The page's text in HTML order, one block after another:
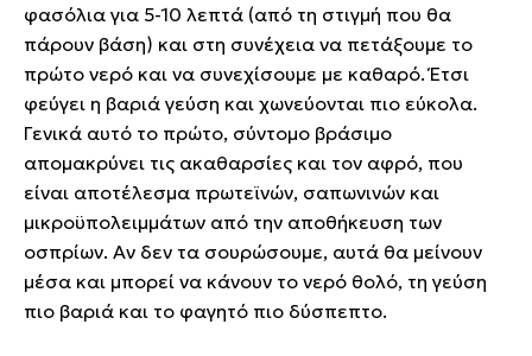
φασόλια για 5-10 λεπτά (από τη στιγμή που θα
πάρουν βάση) και στη συνέχεια να πετάξουμε το
πρώτο νερό και να συνεχίσουμε με καθαρό. Έτσι
φεύγει η βαριά γεύση και χωνεύονται πιο εύκολα.
Γενικά αυτό το πρώτο, σύντομο βράσιμο
απομακρύνει τις ακαθαρσίες και τον αφρό, που
είναι αποτέλεσμα πρωτεϊνών, σαπωνινών και
μικροϋπολειμμάτων από την αποθήκευση των
οσπρίων. Αν δεν τα σουρώσουμε, αυτά θα μείνουν
μέσα και μπορεί να κάνουν το νερό θολό, τη γεύση
πιο βαριά και το φαγητό πιο δύσπεπτο.